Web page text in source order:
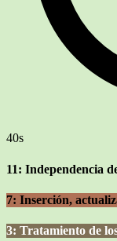
40s
11: Independencia
7: Inserción,
3: Tratamiento de